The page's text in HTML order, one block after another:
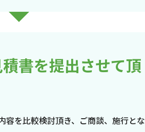
書を提出させて頂
容を比較検討頂き、ご商談、施行とな